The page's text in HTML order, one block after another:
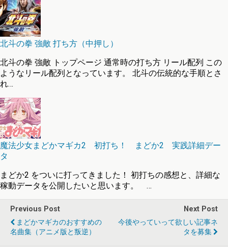
北斗の拳 強敵 打ち方（中押し）
北斗の拳 強敵 トップページ 通常時の打ち方 リール配列 この
ようなリール配列となっています。 北斗の伝統的な手順とさ
れ…
魔法少女まどかマギカ2 初打ち！ まどか2 実践詳細デー
タ
まどか2 をついに打ってきました！ 初打ちの感想と、詳細な
稼動データを公開したいと思います。 …
Previous Post
まどかマギカのおすすめの
名曲集（アニメ版と叛逆）
Next Post
今後やっていって欲しい記事ネ
タを募集